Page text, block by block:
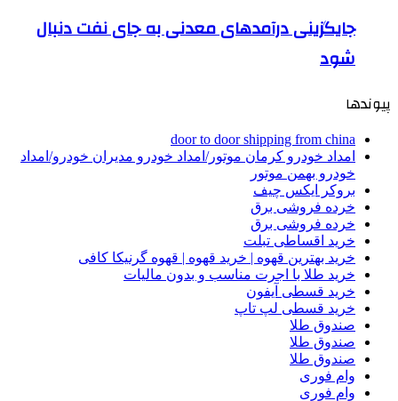
جایگزینی درآمدهای معدنی به جای نفت دنبال
شود
پیوندها
door to door shipping from china
امداد خودرو کرمان موتور/امداد خودرو مدیران خودرو/امداد
خودرو بهمن موتور
بروکر ایکس چیف
خرده فروشی برق
خرده فروشی برق
خرید اقساطی تبلت
خرید بهترین قهوه | خرید قهوه | قهوه گرنیکا کافی
خرید طلا با اجرت مناسب و بدون مالیات
خرید قسطی آیفون
خرید قسطی لپ تاپ
صندوق طلا
صندوق طلا
صندوق طلا
وام فوری
وام فوری